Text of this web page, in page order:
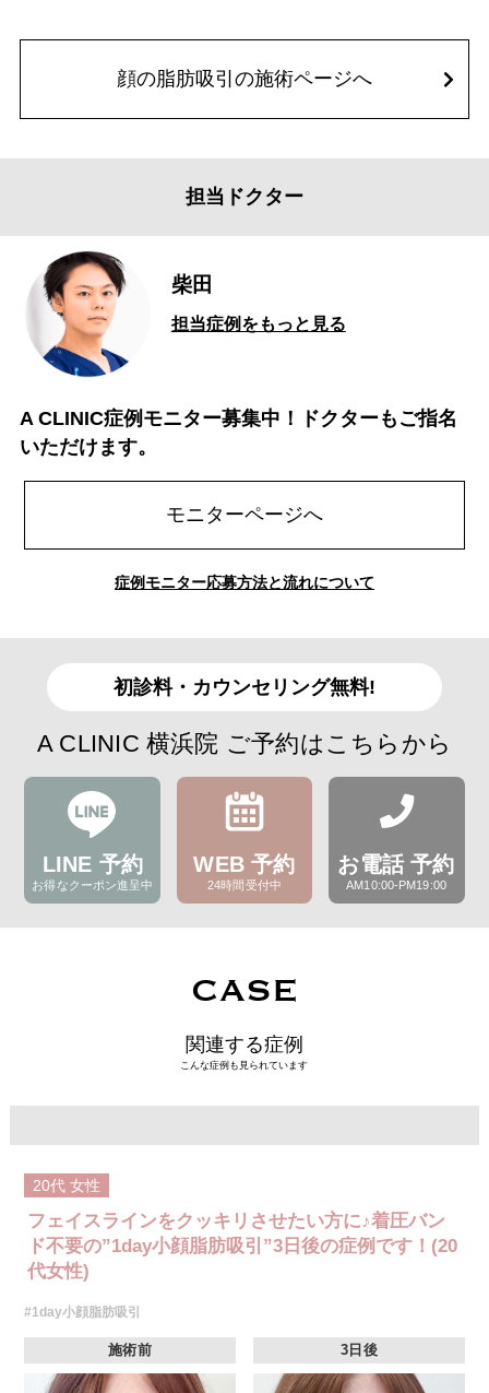
顔の脂肪吸引の施術ページへ
担当ドクター
柴田
担当症例をもっと見る
A CLINIC症例モニター募集中！ドクターもご指名
いただけます。
モニターページへ
症例モニター応募方法と流れについて
初診料・カウンセリング無料!
A CLINIC 横浜院 ご予約はこちらから
LINE 予約
お得なクーポン進呈中
WEB 予約
24時間受付中
お電話 予約
AM10:00-PM19:00
CASE
関連する症例
こんな症例も見られています
20代 女性
フェイスラインをクッキリさせたい方に♪着圧バン
ド不要の”1day小顔脂肪吸引”3日後の症例です！(20
代女性)
#1day小顔脂肪吸引
施術前 3日後